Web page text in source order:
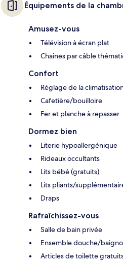
Équipements de la
Amusez-vous
Télévision à écran plat
Chaînes par câble
Confort
Réglage de la
Cafetière/bouilloire
Fer et planche à repasser
Dormez bien
Literie hypoallergénique
Rideaux occultants
Lits bébé (gratuits)
Lits pliants/
Draps
Rafraîchissez-vous
Salle de bain privée
Ensemble douche/
Articles de toilette